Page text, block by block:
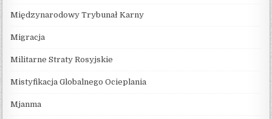
Międzynarodowy Trybunał Karny
Migracja
Militarne Straty Rosyjskie
Mistyfikacja Globalnego Ocieplania
Mjanma